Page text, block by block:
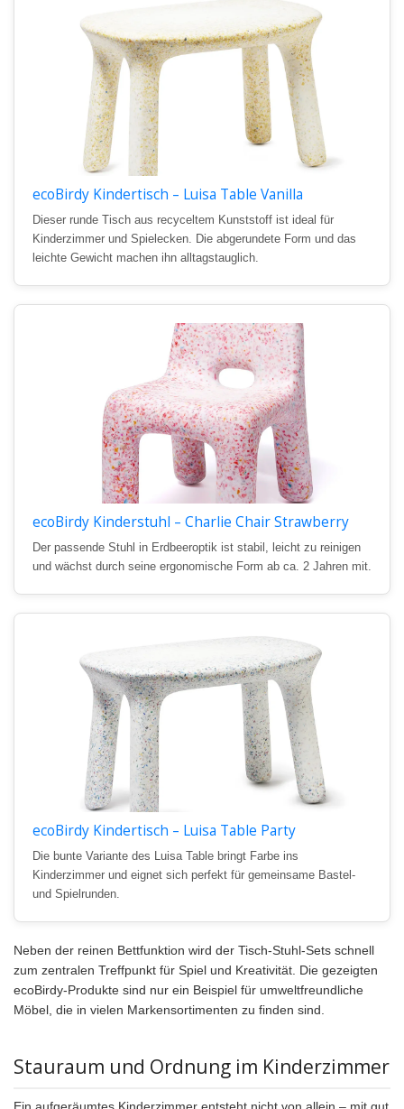
ecoBirdy Kindertisch – Luisa Table Vanilla
Dieser runde Tisch aus recyceltem Kunststoff ist ideal für
Kinderzimmer und Spielecken. Die abgerundete Form und das
leichte Gewicht machen ihn alltagstauglich.
ecoBirdy Kinderstuhl – Charlie Chair Strawberry
Der passende Stuhl in Erdbeeroptik ist stabil, leicht zu reinigen
und wächst durch seine ergonomische Form ab ca. 2 Jahren mit.
ecoBirdy Kindertisch – Luisa Table Party
Die bunte Variante des Luisa Table bringt Farbe ins
Kinderzimmer und eignet sich perfekt für gemeinsame Bastel-
und Spielrunden.
Neben der reinen Bettfunktion wird der Tisch-Stuhl-Sets schnell
zum zentralen Treffpunkt für Spiel und Kreativität. Die gezeigten
ecoBirdy-Produkte sind nur ein Beispiel für umweltfreundliche
Möbel, die in vielen Markensortimenten zu finden sind.
Stauraum und Ordnung im Kinderzimmer